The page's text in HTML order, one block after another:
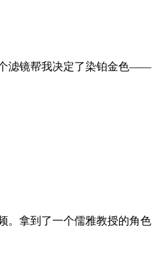
滤镜帮我决定了染铂金色——
。拿到了一个儒雅教授的角色